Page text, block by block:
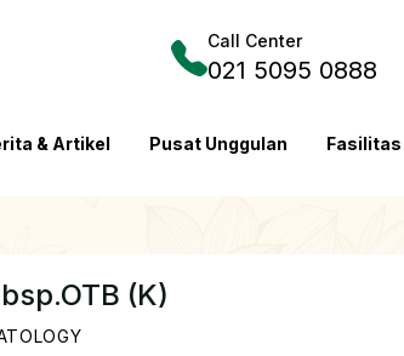
Call Center
021 5095 0888
& Artikel Pusat Unggulan Fasilitas
(K)